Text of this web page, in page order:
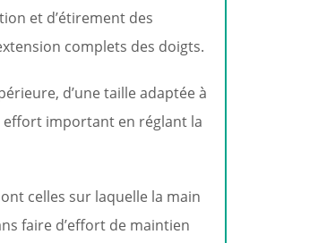
et d’étirement des
complets des doigts.
d’une taille adaptée à
effort important en réglant la
celles sur laquelle la main
faire d’effort de maintien